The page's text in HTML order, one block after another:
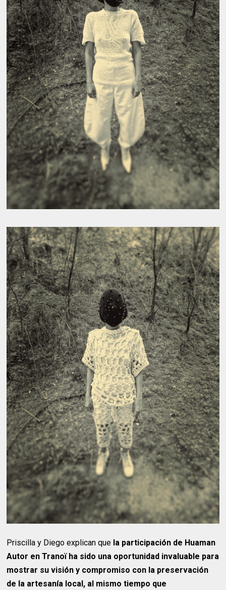
Priscilla y Diego explican que la participación de Huaman
Autor en Tranoï ha sido una oportunidad invaluable para
mostrar su visión y compromiso con la preservación
de la artesanía local, al mismo tiempo que